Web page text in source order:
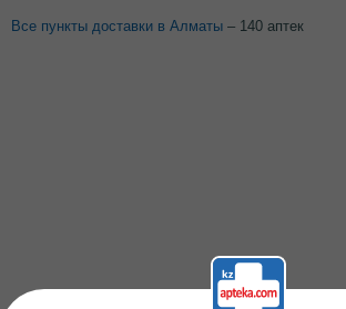
Все пункты доставки в Алматы – 140 аптек